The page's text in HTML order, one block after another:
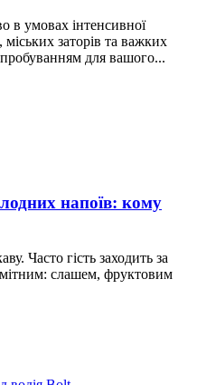
в умовах інтенсивної
міських заторів та важких
для вашого...
напоїв: кому
Часто гість заходить за
слашем, фруктовим